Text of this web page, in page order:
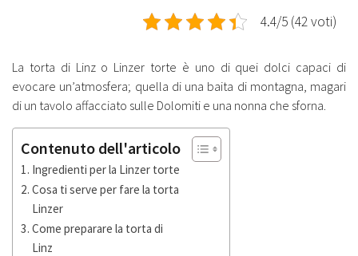
4.4/5 (42 voti)
La torta di Linz o Linzer torte è uno di quei dolci capaci di
evocare un’atmosfera; quella di una baita di montagna, magari
di un tavolo affacciato sulle Dolomiti e una nonna che sforna.
Contenuto dell'articolo
Ingredienti per la Linzer torte
Cosa ti serve per fare la torta
Linzer
Come preparare la torta di
Linz